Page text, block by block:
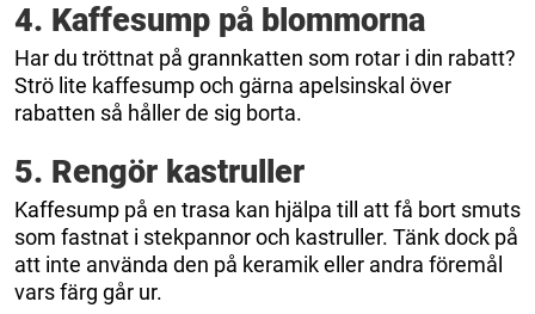
4. Kaffesump på blommorna
Har du tröttnat på grannkatten som rotar i din rabatt?
Strö lite kaffesump och gärna apelsinskal över
rabatten så håller de sig borta.
5. Rengör kastruller
Kaffesump på en trasa kan hjälpa till att få bort smuts
som fastnat i stekpannor och kastruller. Tänk dock på
att inte använda den på keramik eller andra föremål
vars färg går ur.